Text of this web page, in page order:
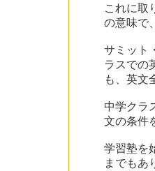
これに取
の意味で
サミット
ラスでの
も、英文
中学クラ
文の条件
学習塾を
までもあ